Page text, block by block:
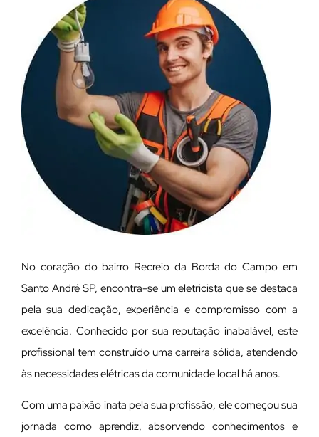
No coração do bairro Recreio da Borda do Campo em
Santo André SP, encontra-se um eletricista que se destaca
pela sua dedicação, experiência e compromisso com a
excelência. Conhecido por sua reputação inabalável, este
profissional tem construído uma carreira sólida, atendendo
às necessidades elétricas da comunidade local há anos.
Com uma paixão inata pela sua profissão, ele começou sua
jornada como aprendiz, absorvendo conhecimentos e